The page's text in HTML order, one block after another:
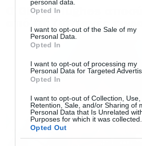
grant or deny consent to Google and its
use your data for below specified
consent section.
personal data.
Opted In
I want to opt-out of the Sale of my
Personal Data.
Opted In
I want to opt-out of processing my
Personal Data for Targeted
Opted In
I want to opt-out of Collection, Use,
Retention, Sale, and/or Sharing of
Personal Data that Is Unrelated
Purposes for which it was collected.
Opted Out
Οι Graveyard ήταν πάντα
της μουσικής και όχι των
κατάσταση τώρα.
Αυτό που μπορούμε να
δεν ξέρουμε αν το
επιστρέψει.
Ο Glenn Hughes